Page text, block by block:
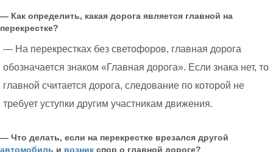
— Как определить, какая дорога является главной на
перекрестке?
— На перекрестках без светофоров, главная дорога
обозначается знаком «Главная дорога». Если знака нет, то
главной считается дорога, следование по которой не
требует уступки другим участникам движения.
— Что делать, если на перекрестке врезался другой
автомобиль и возник спор о главной дороге?